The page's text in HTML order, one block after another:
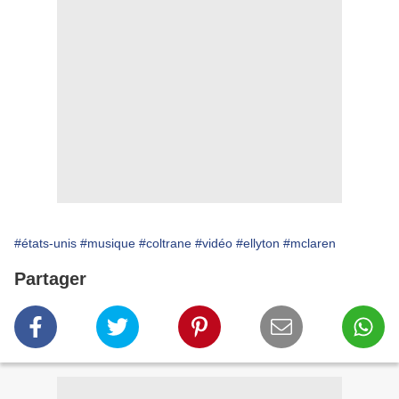
#états-unis #musique #coltrane #vidéo #ellyton #mclaren
Partager